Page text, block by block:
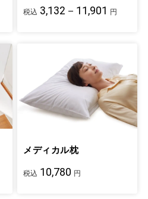
税込 3,132－11,901 円
メディカル枕
税込 10,780 円